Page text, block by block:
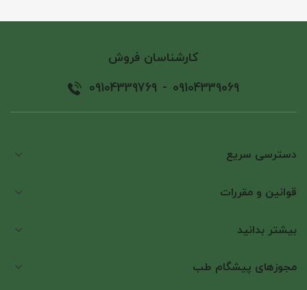
کارشناسان فروش
09104339069
-
09104339769
دسترسی سریع
قوانین و مقررات
بیشتر بدانید
مجوزهای پیشگام طب